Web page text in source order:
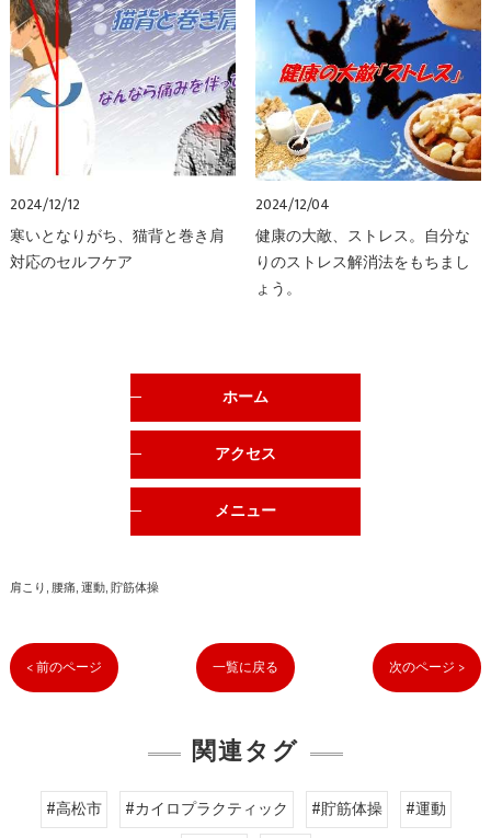
2024/12/12
寒いとなりがち、猫背と巻き肩
対応のセルフケア
2024/12/04
健康の大敵、ストレス。自分な
りのストレス解消法をもちまし
ょう。
ホーム
アクセス
メニュー
肩こり 腰痛 運動 貯筋体操
< 前のページ 一覧に戻る 次のページ >
関連タグ
#高松市 #カイロプラクティック #貯筋体操
#運動